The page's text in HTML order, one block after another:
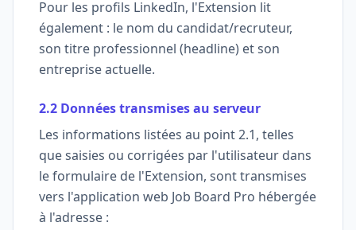
Pour les profils LinkedIn, l'Extension lit
également : le nom du candidat/recruteur,
son titre professionnel (headline) et son
entreprise actuelle.
2.2 Données transmises au serveur
Les informations listées au point 2.1, telles
que saisies ou corrigées par l'utilisateur dans
le formulaire de l'Extension, sont transmises
vers l'application web Job Board Pro hébergée
à l'adresse :